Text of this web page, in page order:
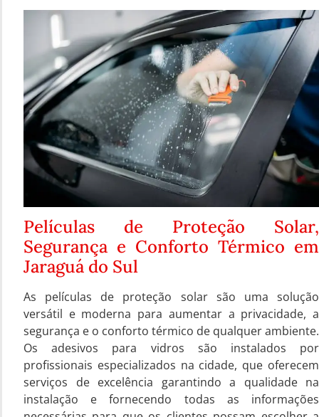
Películas de Proteção Solar,
Segurança e Conforto Térmico em
Jaraguá do Sul
As películas de proteção solar são uma solução
versátil e moderna para aumentar a privacidade, a
segurança e o conforto térmico de qualquer ambiente.
Os adesivos para vidros são instalados por
profissionais especializados na cidade, que oferecem
serviços de excelência garantindo a qualidade na
instalação e fornecendo todas as informações